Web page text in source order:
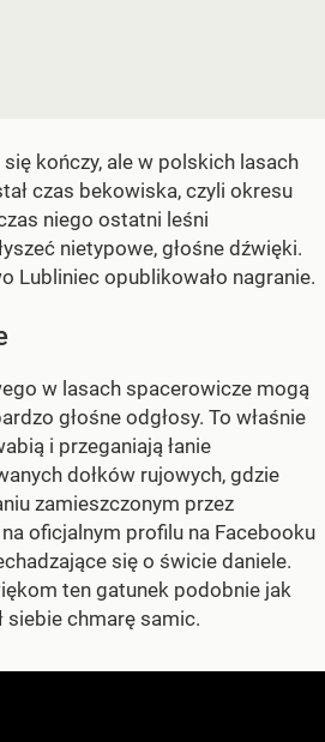
kończy, ale w polskich lasach
czas bekowiska, czyli okresu
niego ostatni leśni
nietypowe, głośne dźwięki.
Lubliniec opublikowało nagranie.
w lasach spacerowicze mogą
głośne odgłosy. To właśnie
i przeganiają łanie
dołków rujowych, gdzie
zamieszczonym przez
oficjalnym profilu na Facebooku
się o świcie daniele.
ten gatunek podobnie jak
siebie chmarę samic.